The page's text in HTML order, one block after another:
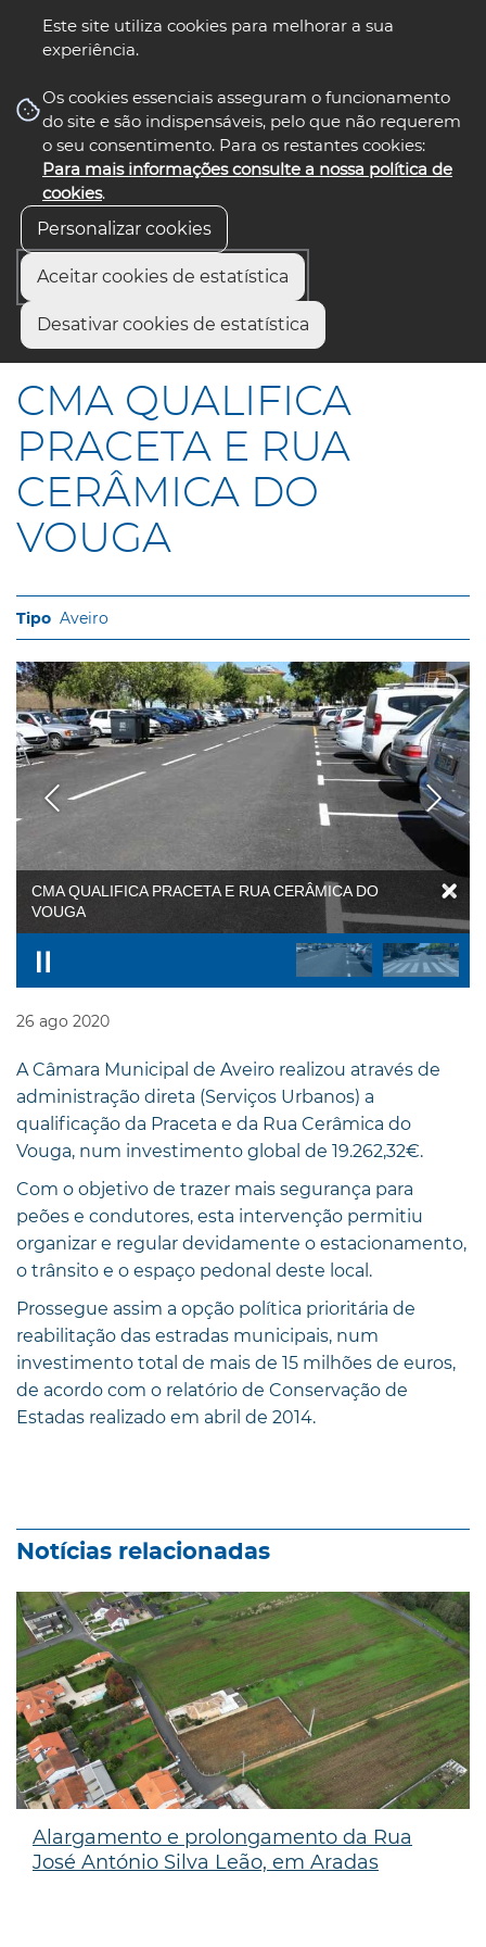
Este site utiliza cookies para melhorar a sua
experiência.
Os cookies essenciais asseguram o funcionamento
do site e são indispensáveis, pelo que não requerem
o seu consentimento. Para os restantes cookies:
Para mais informações consulte a nossa política de
cookies.
Personalizar cookies
Aceitar cookies de estatística
Desativar cookies de estatística
nos select language
Início
CMA QUALIFICA PRACETA E RUA CERÂMICA DO VOUGA
CMA QUALIFICA
PRACETA E RUA
CERÂMICA DO
VOUGA
Aveiro
CMA QUALIFICA PRACETA E RUA CERÂMICA DO
VOUGA
26 ago 2020
A Câmara Municipal de Aveiro realizou através de
administração direta (Serviços Urbanos) a
qualificação da Praceta e da Rua Cerâmica do
Vouga, num investimento global de 19.262,32€.
Com o objetivo de trazer mais segurança para
peões e condutores, esta intervenção permitiu
organizar e regular devidamente o estacionamento,
o trânsito e o espaço pedonal deste local.
Prossegue assim a opção política prioritária de
reabilitação das estradas municipais, num
investimento total de mais de 15 milhões de euros,
de acordo com o relatório de Conservação de
Estadas realizado em abril de 2014.
Notícias relacionadas
Alargamento e prolongamento da Rua
José António Silva Leão, em Aradas